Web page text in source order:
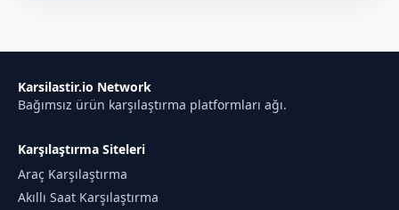
Karsilastir.io Network
Bağımsız ürün karşılaştırma platformları ağı.
Karşılaştırma Siteleri
Araç Karşılaştırma
Akıllı Saat Karşılaştırma